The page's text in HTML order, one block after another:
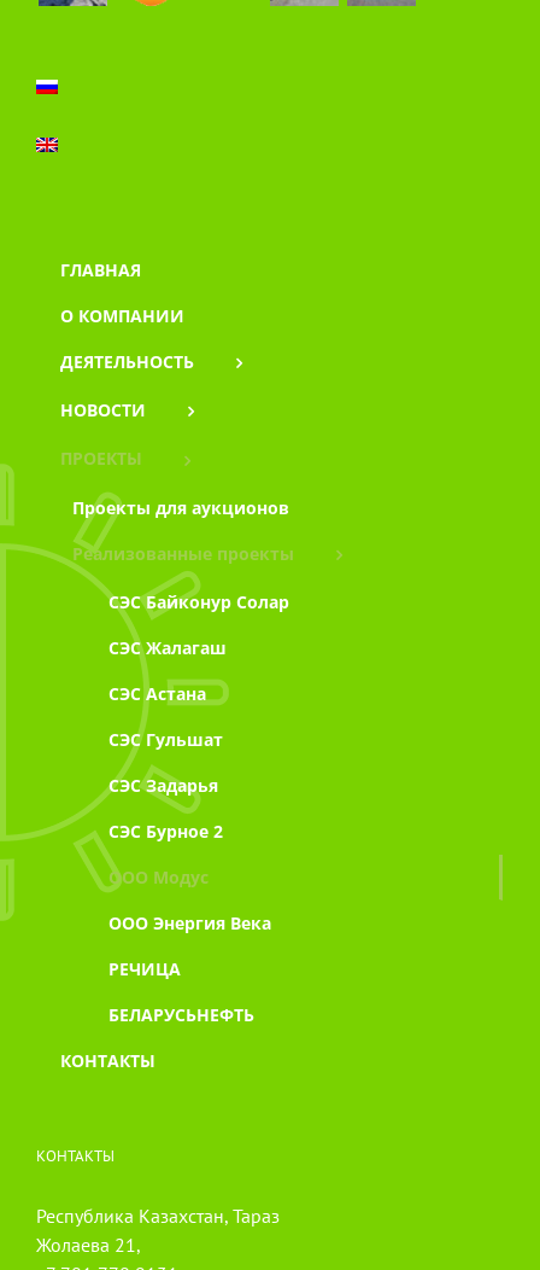
ГЛАВНАЯ
О КОМПАНИИ
ДЕЯТЕЛЬНОСТЬ
НОВОСТИ
ПРОЕКТЫ
Проекты для аукционов
Реализованные проекты
СЭС Байконур Солар
СЭС Жалагаш
СЭС Астана
СЭС Гульшат
СЭС Задарья
СЭС Бурное 2
ООО Модус
ООО Энергия Века
РЕЧИЦА
БЕЛАРУСЬНЕФТЬ
КОНТАКТЫ
КОНТАКТЫ
Республика Казахстан, Тараз
Жолаева 21,